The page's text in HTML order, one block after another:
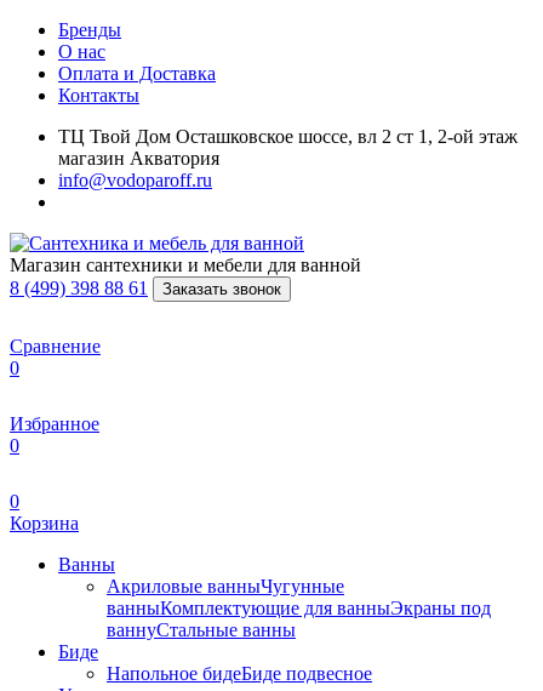
Бренды
О нас
Оплата и Доставка
Контакты
ТЦ Твой Дом Осташковское шоссе, вл 2 ст 1, 2-ой этаж
магазин Акватория
info@vodoparoff.ru
Магазин сантехники и мебели для ванной
8 (499) 398 88 61
Заказать звонок
Сравнение
0
Избранное
0
0
Корзина
Ванны
Акриловые ванныЧугунные
ванныКомплектующие для ванныЭкраны под
ваннуСтальные ванны
Биде
Напольное бидеБиде пoдвеснoе